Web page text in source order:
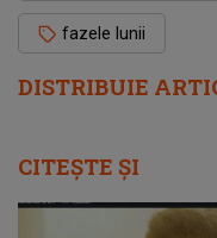
DISTRIBUIE
fazele lunii
CITEȘTE ȘI